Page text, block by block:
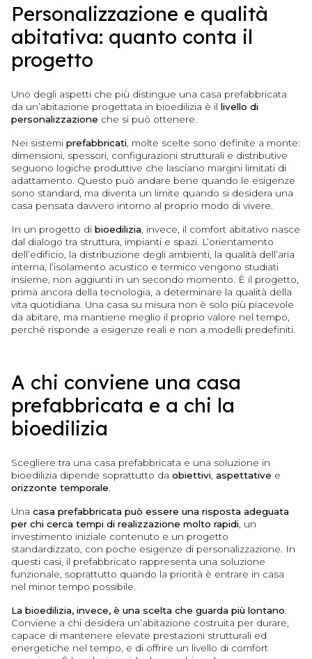
Personalizzazione e qualità
abitativa: quanto conta il
progetto
Uno degli aspetti che più distingue una casa prefabbricata
da un’abitazione progettata in bioedilizia è il livello di
personalizzazione che si può ottenere.
Nei sistemi prefabbricati , molte scelte sono definite a monte:
dimensioni, spessori, configurazioni strutturali e distributive
seguono logiche produttive che lasciano margini limitati di
adattamento. Questo può andare bene quando le esigenze
sono standard, ma diventa un limite quando si desidera una
casa pensata davvero intorno al proprio modo di vivere.
In un progetto di bioedilizia , invece, il comfort abitativo nasce
dal dialogo tra struttura, impianti e spazi. L’orientamento
dell’edificio, la distribuzione degli ambienti, la qualità dell’aria
interna, l’isolamento acustico e termico vengono studiati
insieme, non aggiunti in un secondo momento. È il progetto,
prima ancora della tecnologia, a determinare la qualità della
vita quotidiana. Una casa su misura non è solo più piacevole
da abitare, ma mantiene meglio il proprio valore nel tempo,
perché risponde a esigenze reali e non a modelli predefiniti.
A chi conviene una casa
prefabbricata e a chi la
bioedilizia
Scegliere tra una casa prefabbricata e una soluzione in
bioedilizia dipende soprattutto da obiettivi aspettative e
orizzonte temporale
Una casa prefabbricata può essere una risposta adeguata
per chi cerca tempi di realizzazione molto rapidi , un
investimento iniziale contenuto e un progetto
standardizzato, con poche esigenze di personalizzazione. In
questi casi, il prefabbricato rappresenta una soluzione
funzionale, soprattutto quando la priorità è entrare in casa
nel minor tempo possibile.
La bioedilizia, invece, è una scelta che guarda più lontano
Conviene a chi desidera un’abitazione costruita per durare,
capace di mantenere elevate prestazioni strutturali ed
energetiche nel tempo, e di offrire un livello di comfort